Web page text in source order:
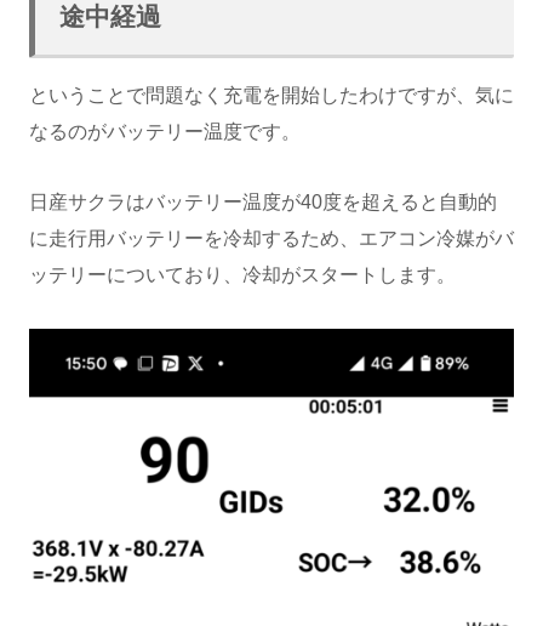
途中経過
ということで問題なく充電を開始したわけですが、気に
なるのがバッテリー温度です。
日産サクラはバッテリー温度が40度を超えると自動的
に走行用バッテリーを冷却するため、エアコン冷媒がバ
ッテリーについており、冷却がスタートします。